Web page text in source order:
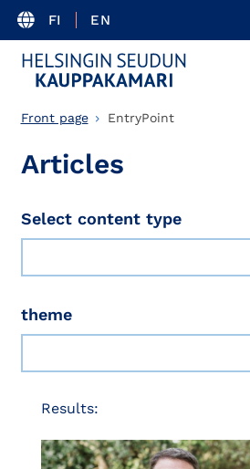
FI EN
Front page EntryPoint
Articles
Select content type
theme
Results: